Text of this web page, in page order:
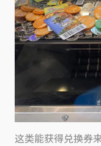
这类能获得兑换券